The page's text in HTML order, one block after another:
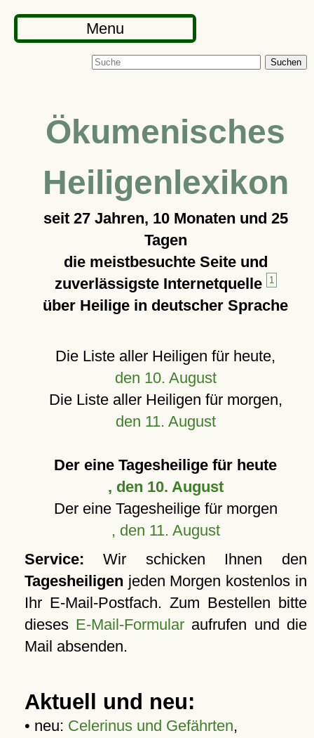
Menu
Suchen
Ökumenisches
Heiligenlexikon
seit 27 Jahren, 10 Monaten und 25
Tagen
die meistbesuchte Seite und
zuverlässigste Internetquelle
1
über Heilige in deutscher Sprache
Die Liste aller Heiligen für heute,
den 10. August
Die Liste aller Heiligen für morgen,
den 11. August
Der eine Tagesheilige für heute
, den 10. August
Der eine Tagesheilige für morgen
, den 11. August
Service: Wir schicken Ihnen den
Tagesheiligen jeden Morgen kostenlos in
Ihr E-Mail-Postfach. Zum Bestellen bitte
dieses E-Mail-Formular aufrufen und die
Mail absenden.
Aktuell und neu:
• neu: Celerinus und Gefährten,